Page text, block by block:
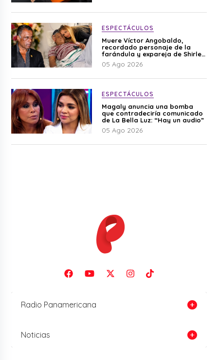
ESPECTÁCULOS
Muere Víctor Angobaldo,
recordado personaje de la
farándula y expareja de Shirley
Cherres
05 Ago 2026
ESPECTÁCULOS
Magaly anuncia una bomba
que contradeciría comunicado
de La Bella Luz: “Hay un audio”
05 Ago 2026
Radio Panamericana
Noticias